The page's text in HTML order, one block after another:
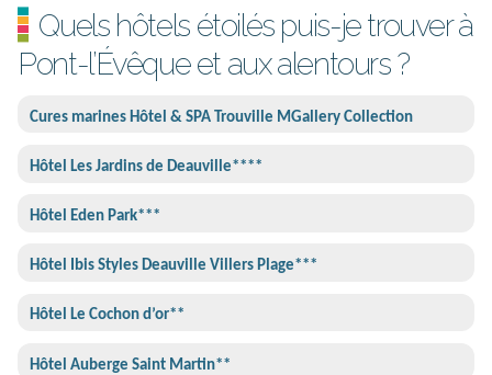
Quels hôtels étoilés puis-je trouver à
Pont-l’Évêque et aux alentours ?
Cures marines Hôtel & SPA Trouville MGallery Collection
Hôtel Les Jardins de Deauville****
Hôtel Eden Park***
Hôtel Ibis Styles Deauville Villers Plage***
Hôtel Le Cochon d’or**
Hôtel Auberge Saint Martin**